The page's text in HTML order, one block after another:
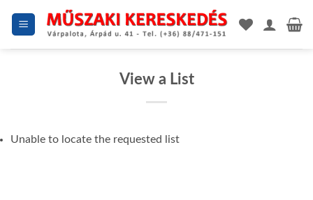
View a List
Unable to locate the requested list